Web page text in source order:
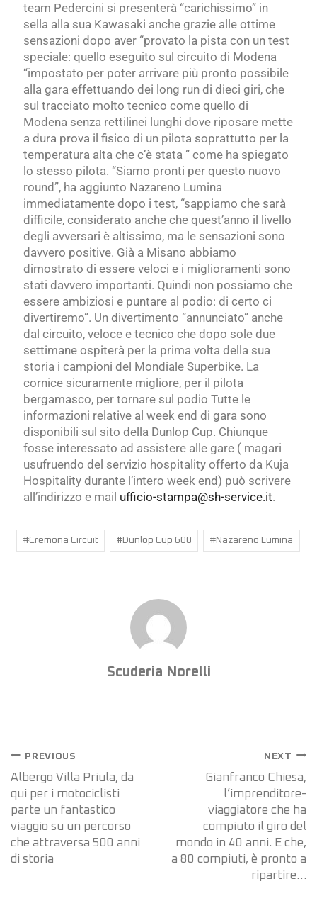
team Pedercini si presenterà “carichissimo” in
sella alla sua Kawasaki anche grazie alle ottime
sensazioni dopo aver “provato la pista con un test
speciale: quello eseguito sul circuito di Modena
“impostato per poter arrivare più pronto possibile
alla gara effettuando dei long run di dieci giri, che
sul tracciato molto tecnico come quello di
Modena senza rettilinei lunghi dove riposare mette
a dura prova il fisico di un pilota soprattutto per la
temperatura alta che c’è stata “ come ha spiegato
lo stesso pilota. “Siamo pronti per questo nuovo
round”, ha aggiunto Nazareno Lumina
immediatamente dopo i test, “sappiamo che sarà
difficile, considerato anche che quest’anno il livello
degli avversari è altissimo, ma le sensazioni sono
davvero positive. Già a Misano abbiamo
dimostrato di essere veloci e i miglioramenti sono
stati davvero importanti. Quindi non possiamo che
essere ambiziosi e puntare al podio: di certo ci
divertiremo”. Un divertimento “annunciato” anche
dal circuito, veloce e tecnico che dopo sole due
settimane ospiterà per la prima volta della sua
storia i campioni del Mondiale Superbike. La
cornice sicuramente migliore, per il pilota
bergamasco, per tornare sul podio Tutte le
informazioni relative al week end di gara sono
disponibili sul sito della Dunlop Cup. Chiunque
fosse interessato ad assistere alle gare ( magari
usufruendo del servizio hospitality offerto da Kuja
Hospitality durante l’intero week end) può scrivere
all’indirizzo e mail ufficio-stampa@sh-service.it.
#Cremona Circuit #Dunlop Cup 600 #Nazareno Lumina
Scuderia Norelli
PREVIOUS
Albergo Villa Priula, da
qui per i motociclisti
parte un fantastico
viaggio su un percorso
che attraversa 500 anni
di storia
NEXT
Gianfranco Chiesa,
l’imprenditore-
viaggiatore che ha
compiuto il giro del
mondo in 40 anni. E che,
a 80 compiuti, è pronto a
ripartire…